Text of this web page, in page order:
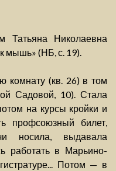
Татьяна Николаевна
мышь» (НБ, с. 19).
комнату (кв. 26) в том
Садовой, 10). Стала
на курсы кройки и
профсоюзный билет,
носила, выдавала
работать в Марьино-
Потом — в